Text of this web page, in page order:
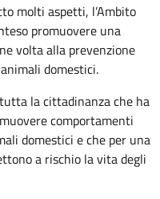
molti aspetti, l’Ambito
promuovere una
volta alla prevenzione
domestici.
la cittadinanza che ha
comportamenti
domestici e che per una
a rischio la vita degli